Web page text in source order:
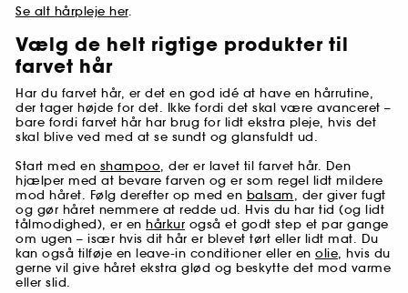
Se alt hårpleje her.
Vælg de helt rigtige produkter til
farvet hår
Har du farvet hår, er det en god idé at have en hårrutine,
der tager højde for det. Ikke fordi det skal være avanceret –
bare fordi farvet hår har brug for lidt ekstra pleje, hvis det
skal blive ved med at se sundt og glansfuldt ud.
Start med en shampoo, der er lavet til farvet hår. Den
hjælper med at bevare farven og er som regel lidt mildere
mod håret. Følg derefter op med en balsam, der giver fugt
og gør håret nemmere at redde ud. Hvis du har tid (og lidt
tålmodighed), er en hårkur også et godt step et par gange
om ugen – især hvis dit hår er blevet tørt eller lidt mat. Du
kan også tilføje en leave-in conditioner eller en olie, hvis du
gerne vil give håret ekstra glød og beskytte det mod varme
eller slid.